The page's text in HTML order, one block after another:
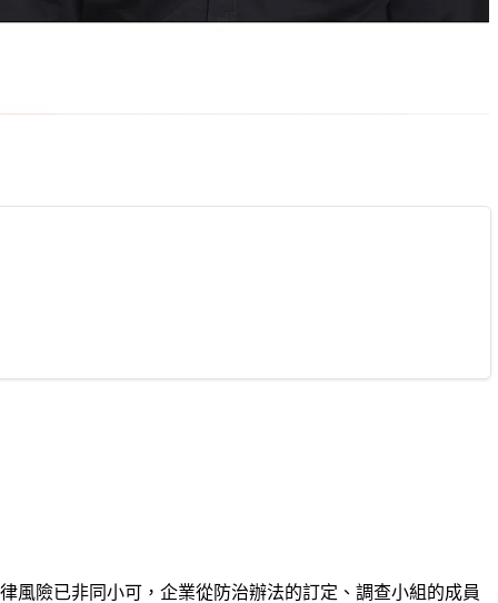
風險已非同小可，企業從防治辦法的訂定、調查小組的成員